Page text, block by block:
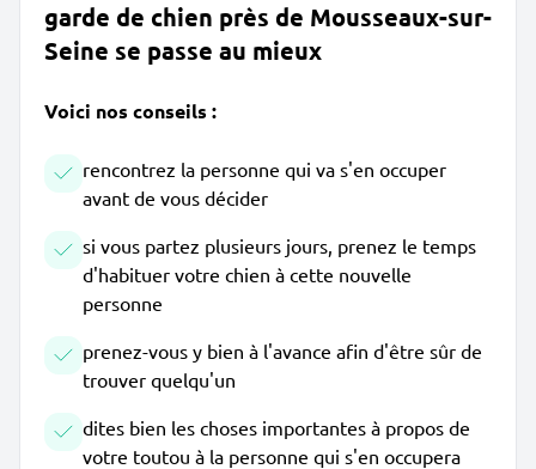
garde de chien près de Mousseaux-sur-
Seine se passe au mieux
Voici nos conseils :
rencontrez la personne qui va s'en occuper
avant de vous décider
si vous partez plusieurs jours, prenez le temps
d'habituer votre chien à cette nouvelle
personne
prenez-vous y bien à l'avance afin d'être sûr de
trouver quelqu'un
dites bien les choses importantes à propos de
votre toutou à la personne qui s'en occupera